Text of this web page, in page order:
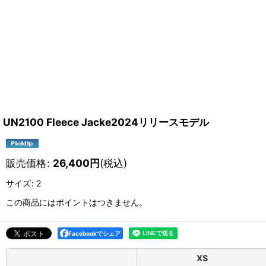
UN2100 Fleece Jacke2024リリースモデル
販売価格: 26,400円(税込)
サイズ: 2
この商品にはポイントはつきません。
Facebookでシェア
XS